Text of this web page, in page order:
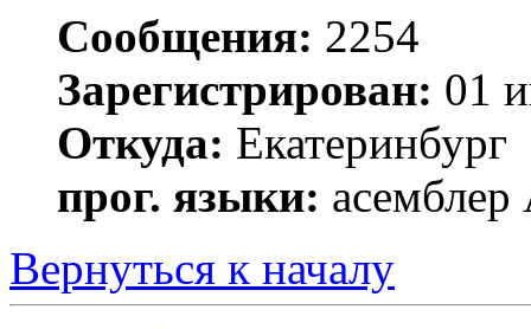
Сообщения: 2254
Зарегистрирован: 01
Откуда: Екатеринбург
прог. языки: асемблер
Вернуться к началу